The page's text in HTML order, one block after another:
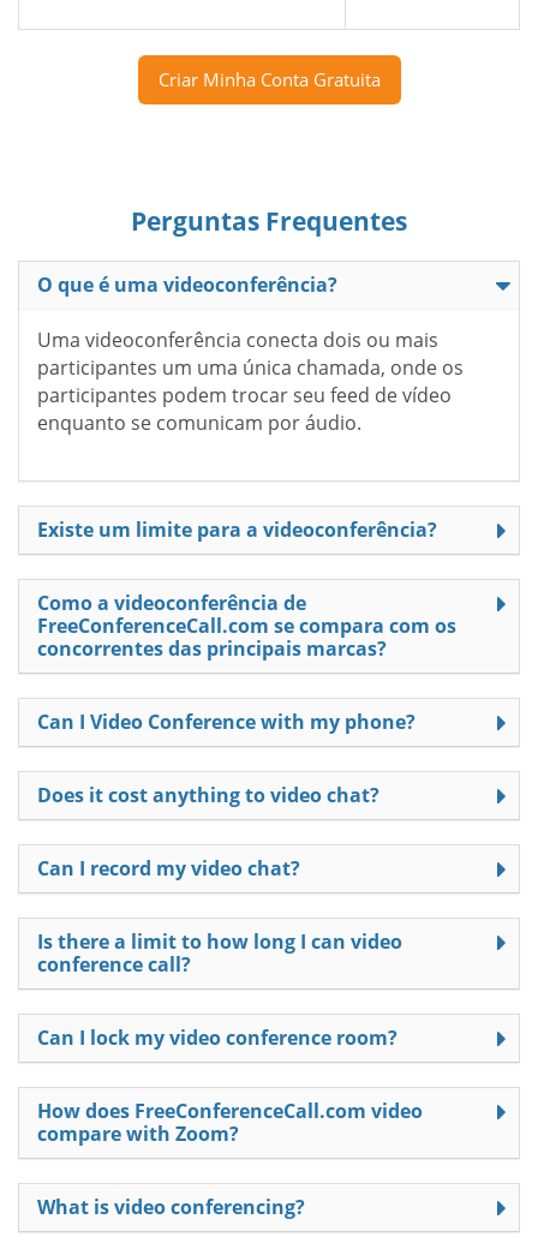
Criar Minha Conta Gratuita
Perguntas Frequentes
O que é uma videoconferência?
Uma videoconferência conecta dois ou mais
participantes um uma única chamada, onde os
participantes podem trocar seu feed de vídeo
enquanto se comunicam por áudio.
Existe um limite para a videoconferência?
Como a videoconferência de
FreeConferenceCall.com se compara com os
concorrentes das principais marcas?
Can I Video Conference with my phone?
Does it cost anything to video chat?
Can I record my video chat?
Is there a limit to how long I can video
conference call?
Can I lock my video conference room?
How does FreeConferenceCall.com video
compare with Zoom?
What is video conferencing?